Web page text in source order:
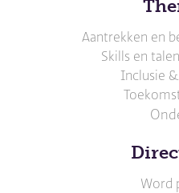
Aantrekken en
Skills en
Inclusie
Word